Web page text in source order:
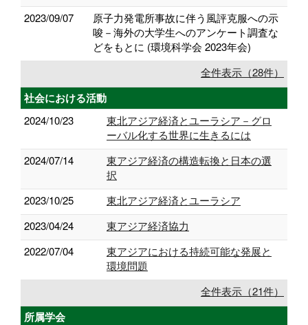
2023/09/07
原子力発電所事故に伴う風評克服への示
唆－海外の大学生へのアンケート調査な
どをもとに (環境科学会 2023年会)
全件表示（28件）
社会における活動
2024/10/23
東北アジア経済とユーラシア－グロ
ーバル化する世界に生きるには
2024/07/14
東アジア経済の構造転換と日本の選
択
2023/10/25
東北アジア経済とユーラシア
2023/04/24
東アジア経済協力
2022/07/04
東アジアにおける持続可能な発展と
環境問題
全件表示（21件）
所属学会